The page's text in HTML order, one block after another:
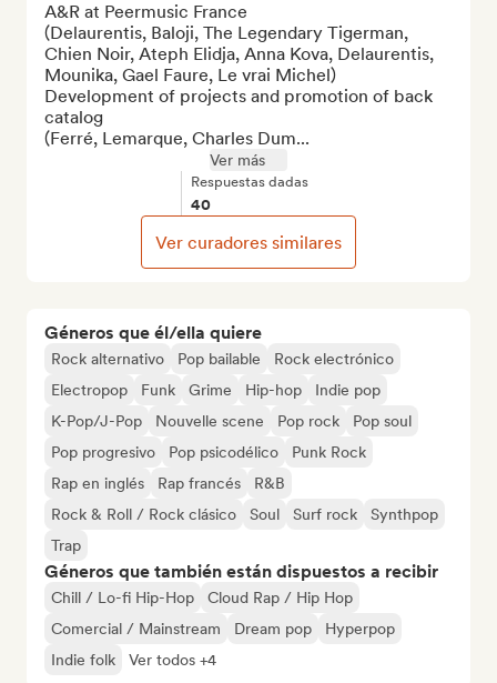
Géneros que él/ella quiere
Rock alternativo Pop bailable
Rock electrónico
Electropop
Funk Grime Hip-hop
Indie pop
K-Pop/J-Pop
Nouvelle scene Pop rock
Pop soul
Pop progresivo
Pop psicodélico
Punk Rock
Rap en inglés
Rap francés
R&B
Rock & Roll / Rock clásico
Soul Surf rock
Synthpop
Trap
Géneros que también están dispuestos a recibir
Chill / Lo-fi Hip-Hop
Cloud Rap / Hip Hop
Comercial / Mainstream
Dream pop
Hyperpop
Indie folk
Ver todos +4
A&R at Peermusic France
(Delaurentis, Baloji, The Legendary Tigerman,
Chien Noir, Ateph Elidja, Anna Kova, Delaurentis,
Mounika, Gael Faure, Le vrai Michel)
Development of projects and promotion of back
catalog
(Ferré, Lemarque, Charles Dum...
Ver más
Respuestas dadas
40
Ver curadores similares